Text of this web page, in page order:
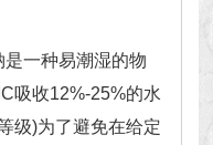
一种易潮湿的物
吸收12%-25%的水
级)为了避免在给定